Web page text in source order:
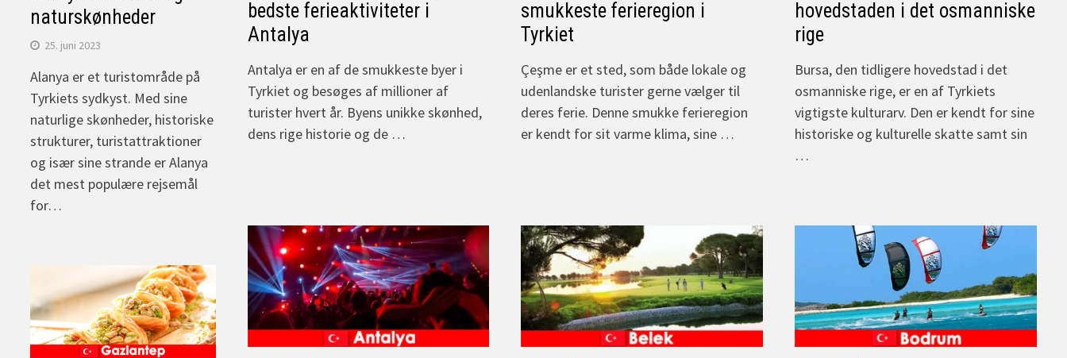
bedste ferieaktiviteter i
Antalya
Antalya er en af de smukkeste byer i
Tyrkiet og besøges af millioner af
turister hvert år. Byens unikke skønhed,
dens rige historie og de …
smukkeste ferieregion i
Tyrkiet
Çeşme er et sted, som både lokale og
udenlandske turister gerne vælger til
deres ferie. Denne smukke ferieregion
er kendt for sit varme klima, sine …
hovedstaden i det osmanniske
rige
Bursa, den tidligere hovedstad i det
osmanniske rige, er en af Tyrkiets
vigtigste kulturarv. Den er kendt for sine
historiske og kulturelle skatte samt sin
…
naturskønheder
25. juni 2023
Alanya er et turistområde på
Tyrkiets sydkyst. Med sine
naturlige skønheder, historiske
strukturer, turistattraktioner
og især sine strande er Alanya
det mest populære rejsemål
for…